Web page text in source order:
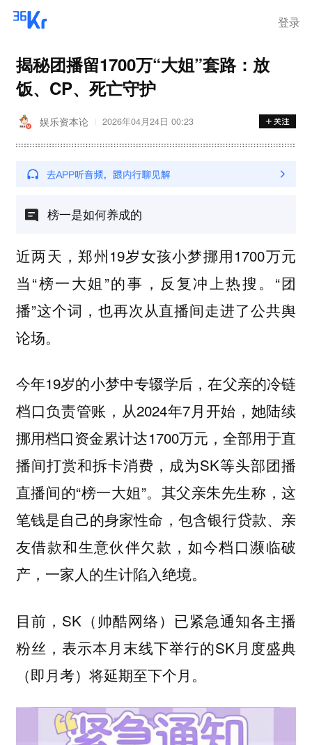
登录
揭秘团播留1700万“大姐”套路：放
饭、CP、死亡守护
娱乐资本论 2026年04月24日 00:23
榜一是如何养成的
近两天，郑州19岁女孩小梦挪用1700万元
当“榜一大姐”的事，反复冲上热搜。“团
播”这个词，也再次从直播间走进了公共舆
论场。
今年19岁的小梦中专辍学后，在父亲的冷链
档口负责管账，从2024年7月开始，她陆续
挪用档口资金累计达1700万元，全部用于直
播间打赏和拆卡消费，成为SK等头部团播
直播间的“榜一大姐”。其父亲朱先生称，这
笔钱是自己的身家性命，包含银行贷款、亲
友借款和生意伙伴欠款，如今档口濒临破
产，一家人的生计陷入绝境。
目前，SK（帅酷网络）已紧急通知各主播
粉丝，表示本月末线下举行的SK月度盛典
（即月考）将延期至下个月。